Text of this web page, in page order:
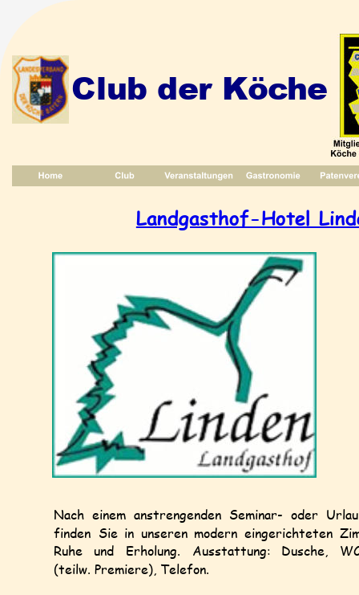
Club der Köche
Nach einem anstrengenden Seminar- oder
finden Sie in unseren modern eingerichteten
Ruhe
und Erholung. Ausstattung: Dusche,
(teilw. Premiere), Telefon.
Landgasthof-Hotel